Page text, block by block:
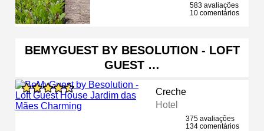
583 avaliações
10 comentários
BEMYGUEST BY BESOLUTION - LOFT
GUEST …
Creche
Hotel
375 avaliações
134 comentários